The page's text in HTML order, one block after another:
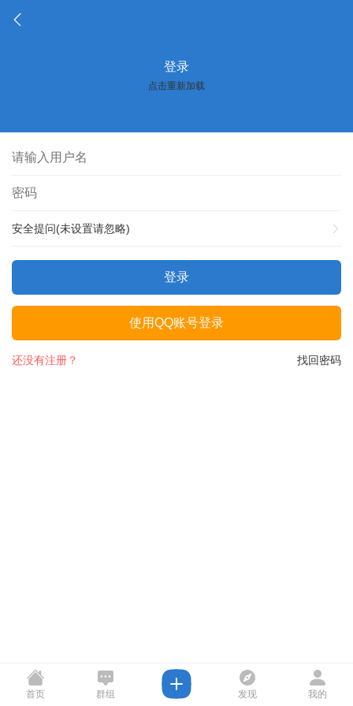
登录
点击重新加载
安全提问(未设置请忽略)
登录
使用QQ账号登录
找回密码
还没有注册？
首页 群组 发现 我的